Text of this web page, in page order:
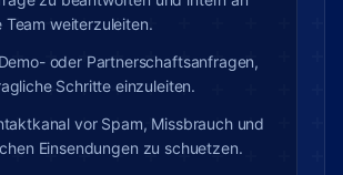
Team weiterzuleiten.
oder Partnerschaftsanfragen,
Schritte einzuleiten.
vor Spam, Missbrauch und
Einsendungen zu schuetzen.